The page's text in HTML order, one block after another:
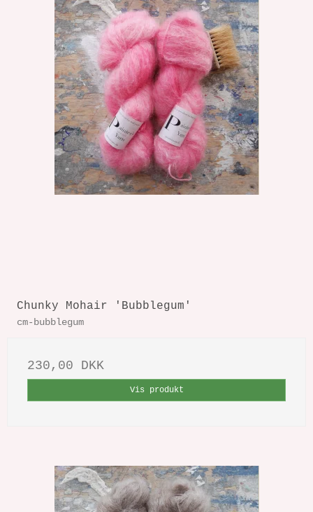
Chunky Mohair 'Bubblegum'
cm-bubblegum
230,00 DKK
Vis produkt